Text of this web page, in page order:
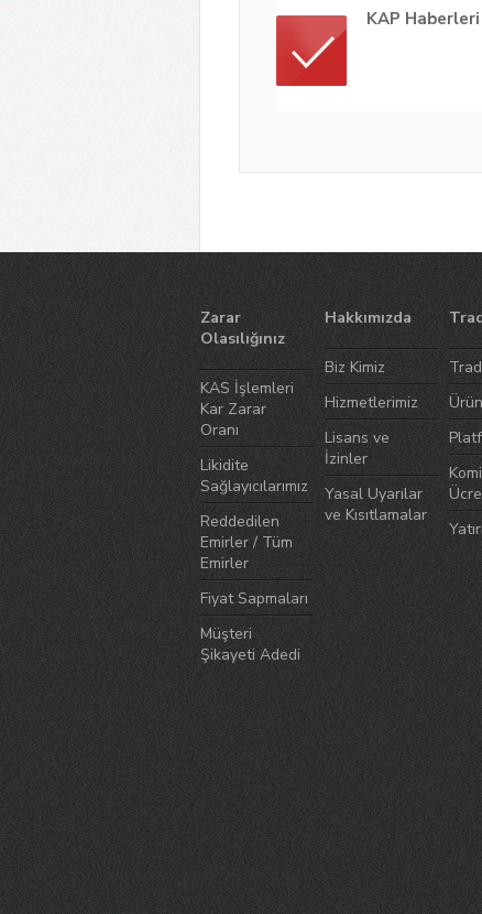
KAP Haberleri
Zarar
Olasılığınız
KAS İşlemleri
Kar Zarar
Oranı
Likidite
Sağlayıcılarımız
Reddedilen
Emirler / Tüm
Emirler
Fiyat Sapmaları
Müşteri
Şikayeti Adedi
Hakkımızda
Biz Kimiz
Hizmetlerimiz
Lisans ve
İzinler
Yasal Uyarılar
ve Kısıtlamalar